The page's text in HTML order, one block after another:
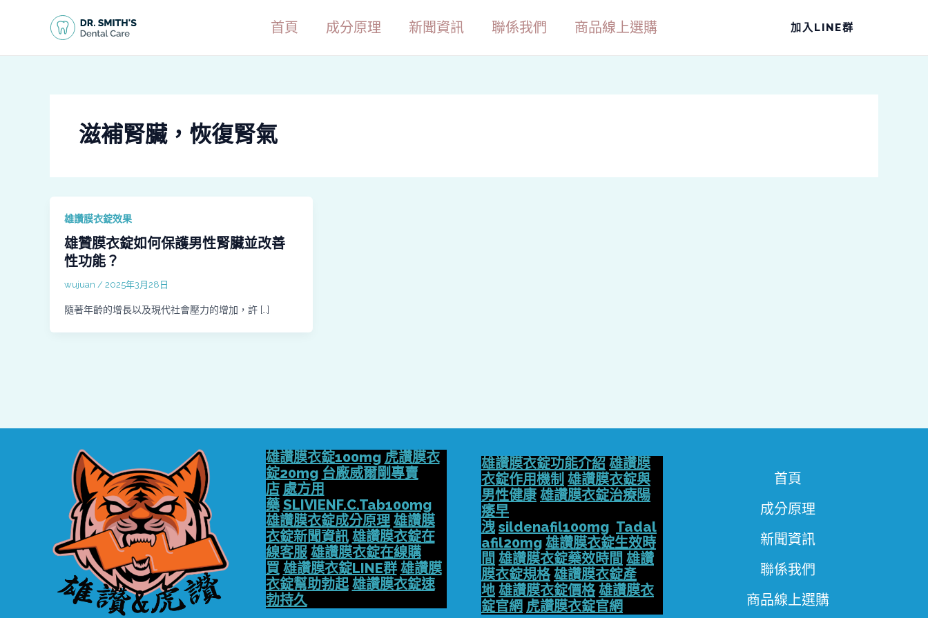
首頁 成分原理 新聞資訊 聯係我們 商品線上選購 加入LINE群
滋補腎臟，恢復腎氣
雄讚膜衣錠效果
雄贊膜衣錠如何保護男性腎臟並改善
性功能？
wujuan / 2025年3月28日
隨著年齡的增長以及現代社會壓力的增加，許 […]
雄讚膜衣錠100mg 虎讚膜衣
錠20mg 台廠威爾剛專賣
店 處方用
藥 SLIVIENF.C.Tab100mg
雄讚膜衣錠成分原理 雄讚膜
衣錠新聞資訊 雄讚膜衣錠在
線客服 雄讚膜衣錠在線購
買 雄讚膜衣錠LINE群 雄讚膜
衣錠幫助勃起 雄讚膜衣錠速
勃持久
雄讚膜衣錠功能介紹 雄讚膜
衣錠作用機制 雄讚膜衣錠與
男性健康 雄讚膜衣錠治療陽
痿早
洩 sildenafil100mg Tadal
afil20mg 雄讚膜衣錠生效時
間 雄讚膜衣錠藥效時間 雄讚
膜衣錠規格 雄讚膜衣錠產
地 雄讚膜衣錠價格 雄讚膜衣
錠官網 虎讚膜衣錠官網
首頁
成分原理
新聞資訊
聯係我們
商品線上選購